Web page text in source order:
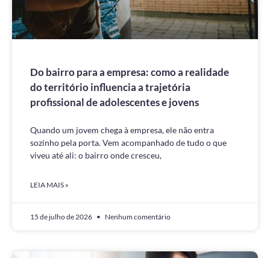
Do bairro para a empresa: como a realidade
do território influencia a trajetória
profissional de adolescentes e jovens
Quando um jovem chega à empresa, ele não entra
sozinho pela porta. Vem acompanhado de tudo o que
viveu até ali: o bairro onde cresceu,
LEIA MAIS »
15 de julho de 2026 Nenhum comentário